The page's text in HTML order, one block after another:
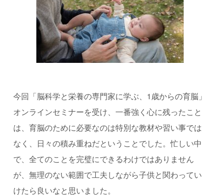
今回「脳科学と栄養の専門家に学ぶ、 1歳からの育脳」
オンラインセミナーを受け、一番強く心に残ったこと
は、育脳のために必要なのは特別な教材や習い事では
なく、日々の積み重ねだということでした。忙しい中
で、全てのことを完璧にできるわけではありません
が、無理のない範囲で工夫しながら子供と関わってい
けたら良いなと思いました。